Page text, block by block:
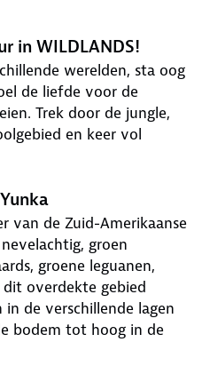
in WILDLANDS!
werelden, sta oog
de liefde voor de
Trek door de jungle,
en keer vol
van de Zuid-Amerikaanse
groen
groene leguanen,
dit overdekte gebied
de verschillende lagen
bodem tot hoog in de